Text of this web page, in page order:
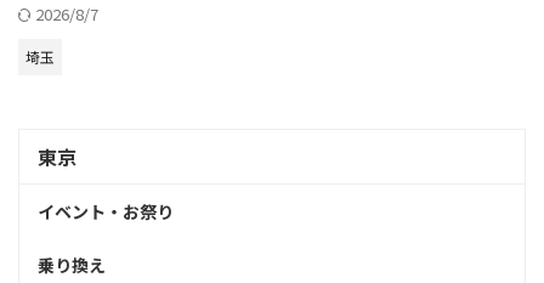
2026/8/7
埼玉
東京
イベント・お祭り
乗り換え